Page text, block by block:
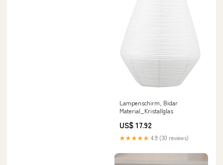
Lampenschirm, Bidar
Material_Kristallglas
US$ 17.92
★★★★★ 4.9 (30 reviews)